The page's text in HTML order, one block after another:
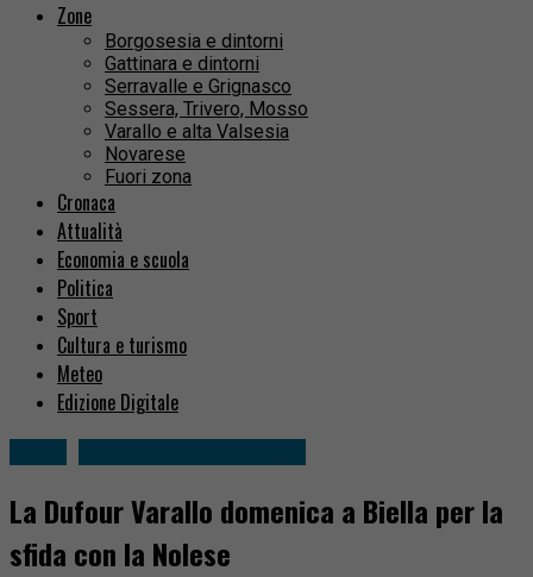
Zone
Borgosesia e dintorni
Gattinara e dintorni
Serravalle e Grignasco
Sessera, Trivero, Mosso
Varallo e alta Valsesia
Novarese
Fuori zona
Cronaca
Attualità
Economia e scuola
Politica
Sport
Cultura e turismo
Meteo
Edizione Digitale
La Dufour Varallo domenica a Biella per la
sfida con la Nolese